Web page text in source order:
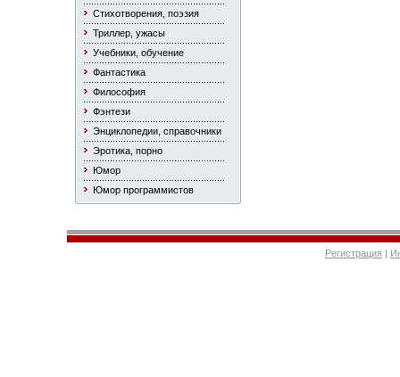
Стихотворения, поэзия
Триллер, ужасы
Учебники, обучение
Фантастика
Философия
Фэнтези
Энциклопедии, справочники
Эротика, порно
Юмор
Юмор программистов
Регистрация |